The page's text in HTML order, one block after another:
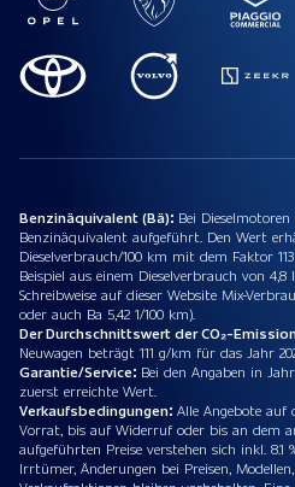
Benzinäquivalent (Bä): Bei
Benzinäquivalent aufgeführt. Den Wert
Dieselverbrauch/100 km mit dem Faktor
Beispiel aus einem Dieselverbrauch von 4,8
Schreibweise auf dieser Website Mix-
oder auch Ba 5,42 1/100 km).
Der Durchschnittswert der CO₂-
Neuwagen beträgt 111 g/km für das Jahr
Garantie/Service: Bei den Angaben in
zuerst erreichte Wert.
Verkaufsbedingungen: Alle Angebote auf
Vorrat, bis auf Widerruf oder bis an dem
aufgeführten Preise verstehen sich inkl. 8.1
Irrtümer, Änderungen bei Preisen,